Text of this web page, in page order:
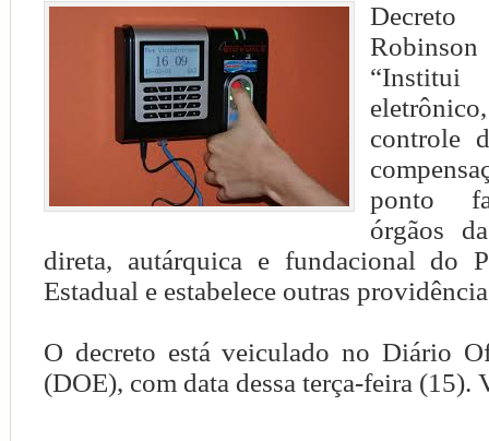
controle
ponto
órgãos
direta, autárquica e fundacional do
Estadual e estabelece outras
O decreto está veiculado no Diário
(DOE), com data dessa terça-feira (15).